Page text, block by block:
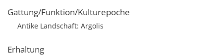
Gattung/Funktion/Kulturepoche
Antike Landschaft: Argolis
Erhaltung